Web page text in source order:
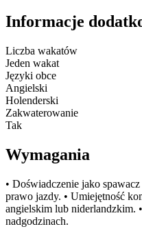
Informacje
Liczba wakatów
Jeden wakat
Języki obce
Angielski
Holenderski
Zakwaterowanie
Tak
Wymagania
• Doświadczenie jako
prawo jazdy. • Umiejętność
angielskim lub niderlandzkim.
nadgodzinach.